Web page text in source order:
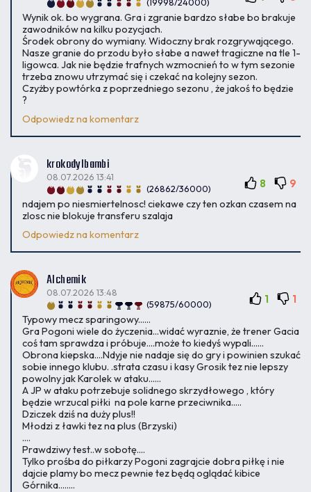
Wynik ok. bo wygrana. Gra i zgranie bardzo słabe bo brakuje
zawodników na kilku pozycjach.
Środek obrony do wymiany. Widoczny brak rozgrywającego.
Nasze granie do przodu było słabe a nawet tragiczne na tle 1-
ligowca. Jak nie będzie trafnych wzmocnień to w tym sezonie
trzeba znowu utrzymać się i czekać na kolejny sezon.
Czyżby powtórka z poprzedniego sezonu , że jakoś to będzie
?
Odpowiedz na komentarz
krokodylbambi
(26862/36000)
08.07.2026 13:41 8 9
ndajem po niesmiertelnosc! ciekawe czy ten ozkan czasem na
zlosc nie blokuje transferu szalaja
Odpowiedz na komentarz
Alchemik
(59875/60000)
08.07.2026 13:48 1 1
Typowy mecz sparingowy......
Gra Pogoni wiele do życzenia...widać wyraznie, że trener Gacia
coś tam sprawdza i próbuje....może to kiedyś wypali......
Obrona kiepska....Ndyje nie nadaje się do gry i powinien szukać
sobie innego klubu. .strata czasu i kasy Grosik tez nie lepszy
powolny jak Karolek w ataku......
A JP w ataku potrzebuje solidnego skrzydłowego , który
będzie wrzucal piłki na pole karne przeciwnika.....
Dziczek dziś na duży plus!!
Młodzi z ławki tez na plus (Brzyski)
....
Prawdziwy test..w sobotę....
Tylko prośba do piłkarzy Pogoni zagrajcie dobra piłkę i nie
dajcie plamy bo mecz pewnie tez będą oglądać kibice
Górnika........